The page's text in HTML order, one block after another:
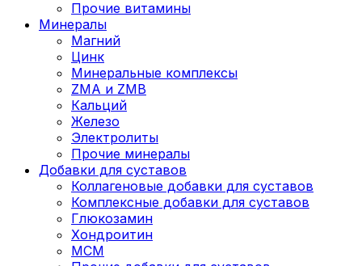
Прочие витамины
Минералы
Магний
Цинк
Минеральные комплексы
ZMA и ZMB
Кальций
Железо
Электролиты
Прочие минералы
Добавки для суставов
Коллагеновые добавки для суставов
Комплексные добавки для суставов
Глюкозамин
Хондроитин
MCM